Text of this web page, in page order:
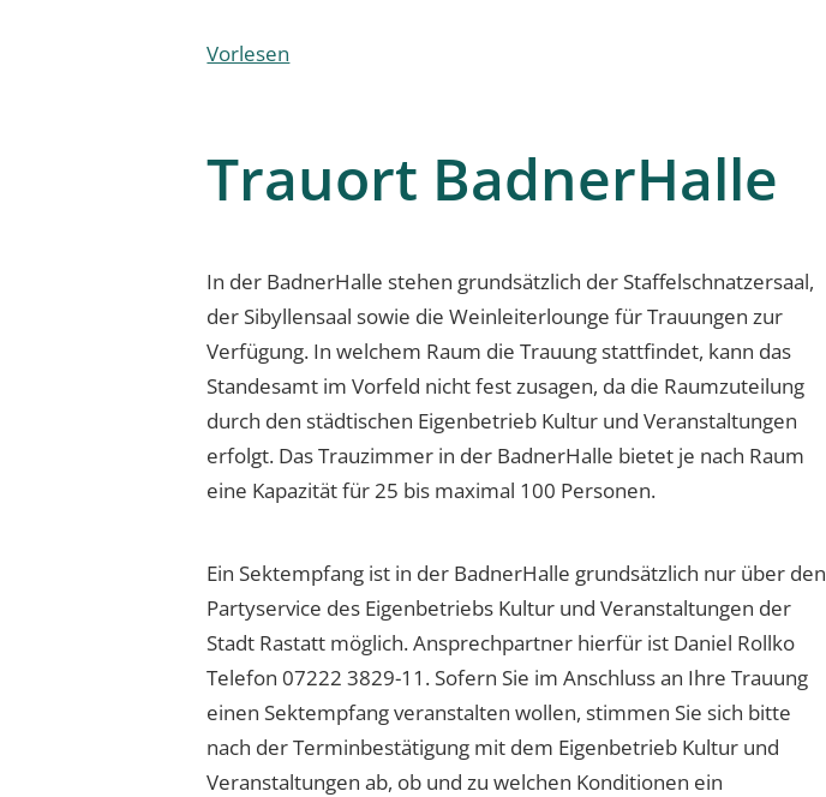
Vorlesen
Trauort BadnerHalle
In der BadnerHalle stehen grundsätzlich der Staffelschnatzersaal,
der Sibyllensaal sowie die Weinleiterlounge für Trauungen zur
Verfügung. In welchem Raum die Trauung stattfindet, kann das
Standesamt im Vorfeld nicht fest zusagen, da die Raumzuteilung
durch den städtischen Eigenbetrieb Kultur und Veranstaltungen
erfolgt. Das Trauzimmer in der BadnerHalle bietet je nach Raum
eine Kapazität für 25 bis maximal 100 Personen.
Ein Sektempfang ist in der BadnerHalle grundsätzlich nur über den
Partyservice des Eigenbetriebs Kultur und Veranstaltungen der
Stadt Rastatt möglich. Ansprechpartner hierfür ist Daniel Rollko
Telefon 07222 3829-11. Sofern Sie im Anschluss an Ihre Trauung
einen Sektempfang veranstalten wollen, stimmen Sie sich bitte
nach der Terminbestätigung mit dem Eigenbetrieb Kultur und
Veranstaltungen ab, ob und zu welchen Konditionen ein